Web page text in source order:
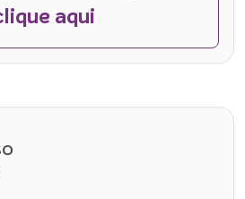
aqui